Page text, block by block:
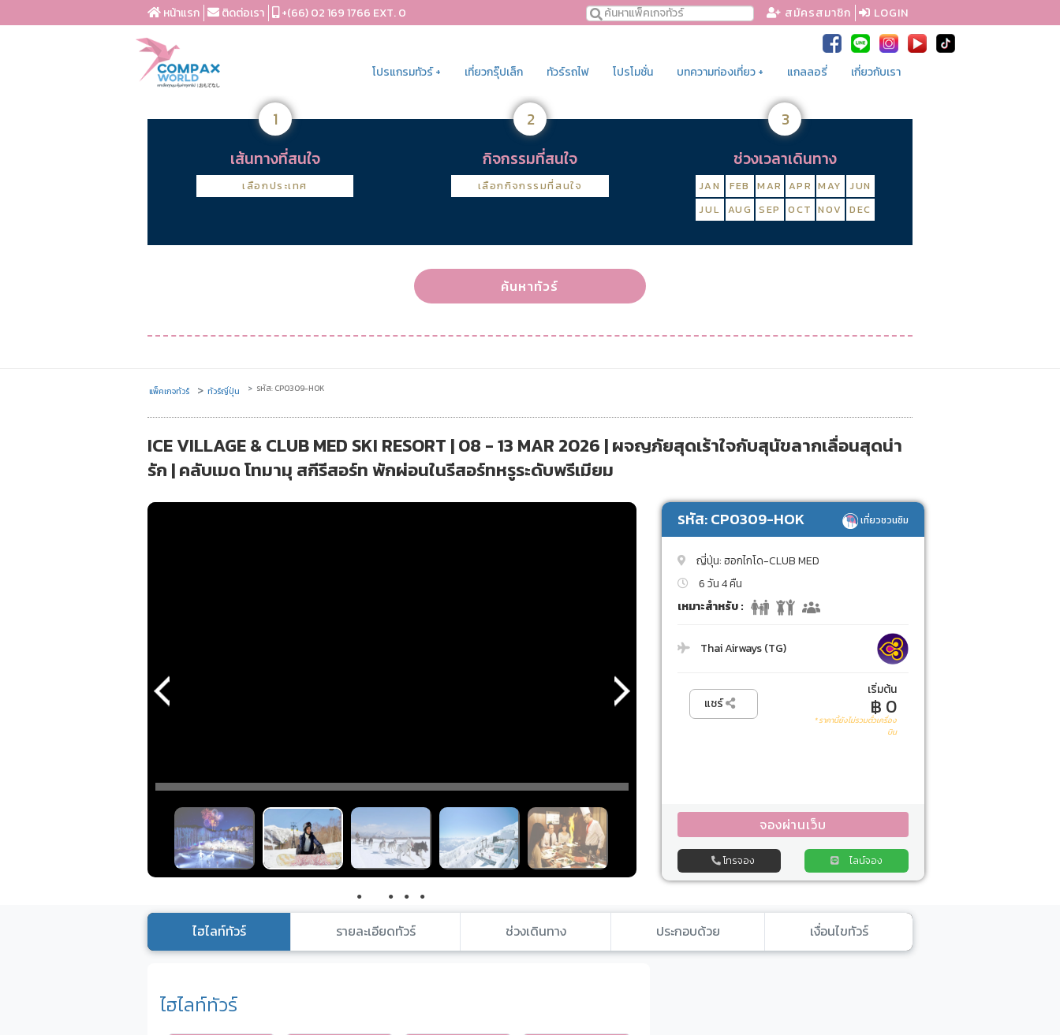
หน้าแรก ติดต่อเรา +(66) 02 169 1766 EXT. 0 สมัครสมาชิก LOGIN
โปรแกรมทัวร์ + เที่ยวกรุ๊ปเล็ก ทัวร์รถไฟ โปรโมชั่น บทความท่องเที่ยว + แกลลอรี่ เกี่ยวกับเรา
1
เส้นทางที่สนใจ
เลือกประเทศ
2
กิจกรรมที่สนใจ
เลือกกิจกรรมที่สนใจ
3
ช่วงเวลาเดินทาง
JAN FEB MAR APR MAY
JUN
JUL AUG SEP OCT NOV DEC
ค้นหาทัวร์
แพ็คเกจทัวร์ ทัวร์ญี่ปุ่น รหัส: CP0309-HOK
ICE VILLAGE & CLUB MED SKI RESORT | 08 - 13 MAR 2026 | ผจญภัยสุดเร้าใจกับสุนัขลากเลื่อนสุดน่า
รัก | คลับเมด โทมามุ สกีรีสอร์ท พักผ่อนในรีสอร์ทหรูระดับพรีเมียม
● ● ● ●
รหัส: CP0309-HOK เที่ยวชวนชิม
ญี่ปุ่น: ฮอกไกโด-CLUB MED
6 วัน 4 คืน
เหมาะสำหรับ :
Thai Airways (TG)
แชร์
เริ่มต้น
฿ 0
* ราคานี้ยังไม่รวมตั๋วเครื่อง
บิน
จองผ่านเว็บ
โทรจอง ไลน์จอง
ไฮไลท์ทัวร์ รายละเอียดทัวร์ ช่วงเดินทาง ประกอบด้วย เงื่อนไขทัวร์
ไฮไลท์ทัวร์